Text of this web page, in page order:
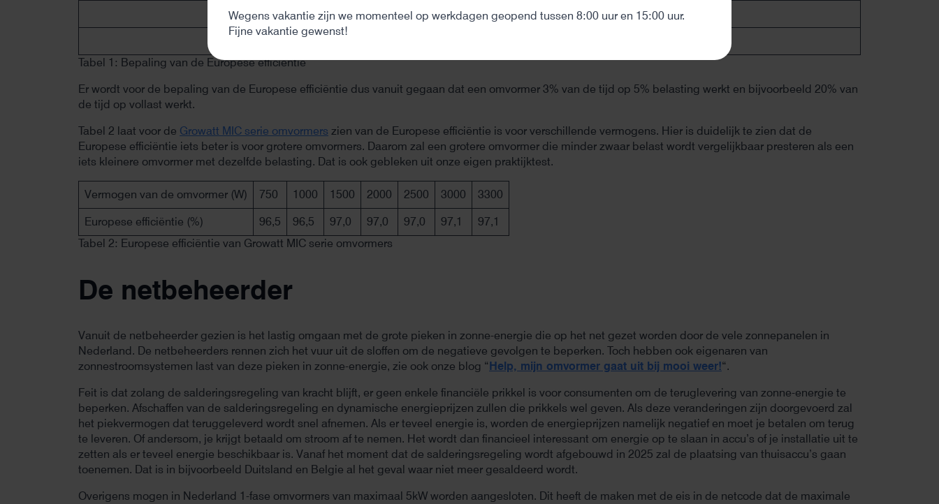
50
Tabel 1: Bepaling van de Europese efficiëntie
Er wordt voor de bepaling van de Europese efficiëntie dus vanuit gegaan dat een omvormer 3% van de tijd op 5% belasting werkt en bijvoorbeeld 20% van
de tijd op vollast werkt.
Tabel 2 laat voor de Growatt MIC serie omvormers zien van de Europese efficiëntie is voor verschillende vermogens. Hier is duidelijk te zien dat de
Europese efficiëntie iets beter is voor grotere omvormers. Daarom zal een grotere omvormer die minder zwaar belast wordt vergelijkbaar presteren als een
iets kleinere omvormer met dezelfde belasting. Dat is ook gebleken uit onze eigen praktijktest.
Vermogen van de omvormer (W) 750 1000 1500 2000 2500 3000 3300
Europese efficiëntie (%) 96,5 96,5 97,0 97,0 97,0 97,1
97,1
Tabel 2: Europese efficiëntie van Growatt MIC serie omvormers
De netbeheerder
Vanuit de netbeheerder gezien is het lastig omgaan met de grote pieken in zonne-energie die op het net gezet worden door de vele zonnepanelen in
Nederland. De netbeheerders rennen zich het vuur uit de sloffen om de negatieve gevolgen te beperken. Toch hebben ook eigenaren van
zonnestroomsystemen last van deze pieken in zonne-energie, zie ook onze blog “ Help, mijn omvormer gaat uit bij mooi weer!“.
Feit is dat zolang de salderingsregeling van kracht blijft, er geen enkele financiële prikkel is voor consumenten om de teruglevering van zonne-energie te
beperken. Afschaffen van de salderingsregeling en dynamische energieprijzen zullen die prikkels wel geven. Als deze veranderingen zijn doorgevoerd zal
het piekvermogen dat teruggeleverd wordt snel afnemen. Als er teveel energie is, worden de energieprijzen namelijk negatief en moet je betalen om terug
te leveren. Of andersom, je krijgt betaald om stroom af te nemen. Het wordt dan financieel interessant om energie op te slaan in accu’s of je installatie uit te
zetten als er teveel energie beschikbaar is. Vanaf het moment dat de salderingsregeling wordt afgebouwd in 2025 zal de plaatsing van thuisaccu’s gaan
toenemen. Dat is in bijvoorbeeld Duitsland en Belgie al het geval waar niet meer gesaldeerd wordt.
Overigens mogen in Nederland 1-fase omvormers van maximaal 5kW worden aangesloten. Dit heeft de maken met de eis in de netcode dat de maximale
Wegens vakantie zijn we momenteel op werkdagen geopend tussen 8:00 uur en 15:00 uur.
Fijne vakantie gewenst!
Informatie